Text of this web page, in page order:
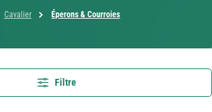
Cavalier Éperons & Courroies
Filtre